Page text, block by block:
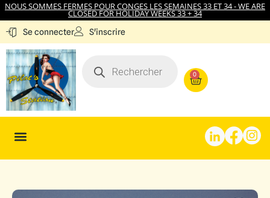
NOUS SOMMES FERMES POUR CONGES LES SEMAINES 33 ET 34 - WE ARE
CLOSED FOR HOLIDAY WEEKS 33 + 34
Se connecter S'inscrire
0